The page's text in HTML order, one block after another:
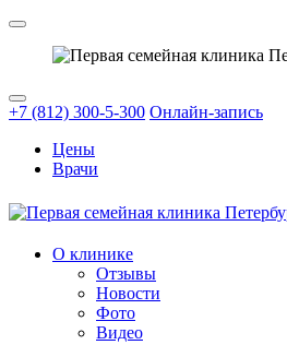
+7 (812) 300-5-300 Онлайн-запись
Цены
Врачи
О клинике
Отзывы
Новости
Фото
Видео